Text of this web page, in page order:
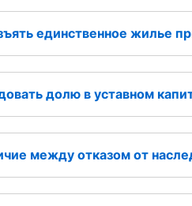
единственное жилье
долю в уставном
между отказом от